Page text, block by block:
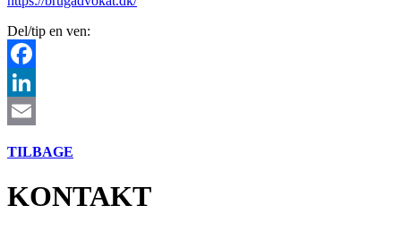
Del/tip en ven:
Facebook
LinkedIn
TILBAGE
KONTAKT